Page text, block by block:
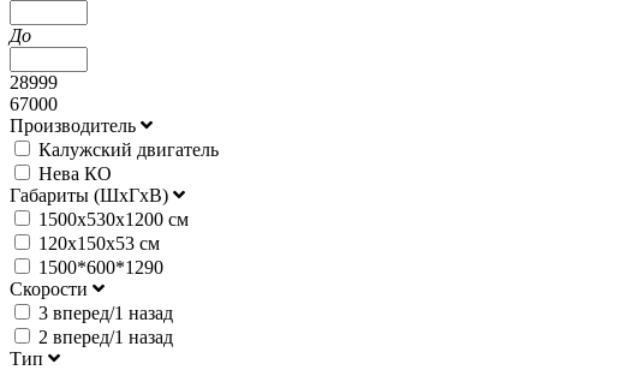
До
28999
67000
Производитель
Калужский двигатель
Нева КО
Габариты (ШхГхВ)
1500х530х1200 см
120х150х53 см
1500*600*1290
Скорости
3 вперед/1 назад
2 вперед/1 назад
Тип